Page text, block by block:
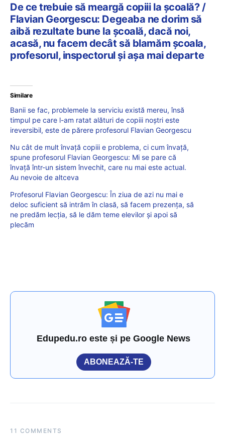
De ce trebuie să meargă copiii la şcoală? /
Flavian Georgescu: Degeaba ne dorim să
aibă rezultate bune la şcoală, dacă noi,
acasă, nu facem decât să blamăm şcoala,
profesorul, inspectorul şi aşa mai departe
Similare
Banii se fac, problemele la serviciu există mereu, însă
timpul pe care l-am ratat alături de copiii noștri este
ireversibil, este de părere profesorul Flavian Georgescu
Nu cât de mult învață copiii e problema, ci cum învață,
spune profesorul Flavian Georgescu: Mi se pare că
învață într-un sistem învechit, care nu mai este actual.
Au nevoie de altceva
Profesorul Flavian Georgescu: În ziua de azi nu mai e
deloc suficient să intrăm în clasă, să facem prezența, să
ne predăm lecția, să le dăm teme elevilor și apoi să
plecăm
Edupedu.ro este și pe Google News
ABONEAZĂ-TE
11 COMMENTS